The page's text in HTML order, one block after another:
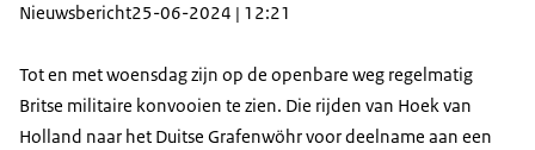
Nieuwsbericht25-06-2024 | 12:21
Tot en met woensdag zijn op de openbare weg regelmatig
Britse militaire konvooien te zien. Die rijden van Hoek van
Holland naar het Duitse Grafenwöhrvoor deelname aan een